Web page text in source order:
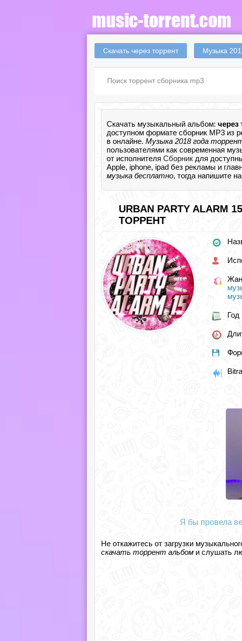
Скачать через торрент Музыка
Скачать музыкальный альбом: через
доступном формате сборник MP3 из
в онлайне. Музыка 2018 года
пользователями как современная
от исполнителя Сборник для
Apple, iphone, ipad без рекламы и
музыка бесплатно, тогда напишите
URBAN PARTY ALARM
ТОРРЕНТ
Год
Я бы провела
Не откажитесь от загрузки
скачать торрент альбом и слушать